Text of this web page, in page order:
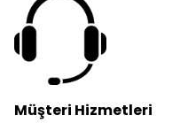
Müşteri Hizmetleri